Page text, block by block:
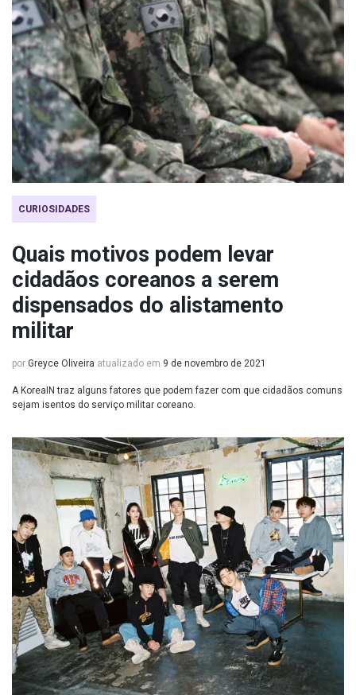
CURIOSIDADES
Quais motivos podem levar
cidadãos coreanos a serem
dispensados do alistamento
militar
por Greyce Oliveira atualizado em 9 de novembro de 2021
A KoreaIN traz alguns fatores que podem fazer com que cidadãos comuns
sejam isentos do serviço militar coreano.